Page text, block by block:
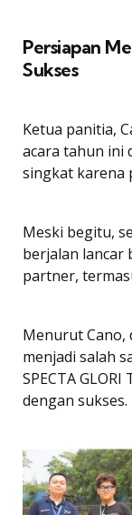
Persiapan
Sukses
Ketua panitia,
acara tahun ini
singkat karena
Meski begitu,
berjalan lancar
partner,
Menurut Cano,
menjadi salah
SPECTA
dengan sukses.